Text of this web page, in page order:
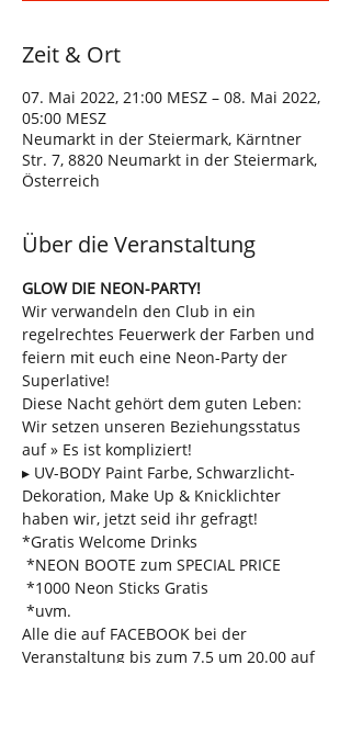
Zeit & Ort
07. Mai 2022, 21:00 MESZ – 08. Mai 2022,
05:00 MESZ
Neumarkt in der Steiermark, Kärntner
Str. 7, 8820 Neumarkt in der Steiermark,
Österreich
Über die Veranstaltung
GLOW DIE NEON-PARTY!
Wir verwandeln den Club in ein
regelrechtes Feuerwerk der Farben und
feiern mit euch eine Neon-Party der
Superlative!
Diese Nacht gehört dem guten Leben:
Wir setzen unseren Beziehungsstatus
auf » Es ist kompliziert!
▸ UV-BODY Paint Farbe, Schwarzlicht-
Dekoration, Make Up & Knicklichter
haben wir, jetzt seid ihr gefragt!
*Gratis Welcome Drinks
*uvm.
Alle die auf FACEBOOK bei der
Veranstaltung bis zum 7.5 um 20.00 auf